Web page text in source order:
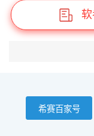
希赛百家号